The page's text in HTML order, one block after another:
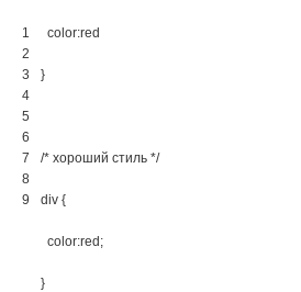
1
2
3
4
5
6
7
8
9
color:red
}
/* хороший стиль */
div {
color:red ;
}